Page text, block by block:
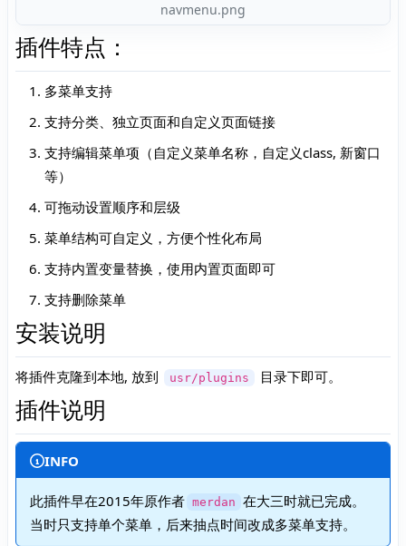
navmenu.png
插件特点：
多菜单支持
支持分类、独立页面和自定义页面链接
支持编辑菜单项（自定义菜单名称，自定义class, 新窗口
等）
可拖动设置顺序和层级
菜单结构可自定义，方便个性化布局
支持内置变量替换，使用内置页面即可
支持删除菜单
安装说明
将插件克隆到本地, 放到 usr/plugins 目录下即可。
插件说明
INFO
此插件早在2015年原作者 merdan 在大三时就已完成。
当时只支持单个菜单，后来抽点时间改成多菜单支持。